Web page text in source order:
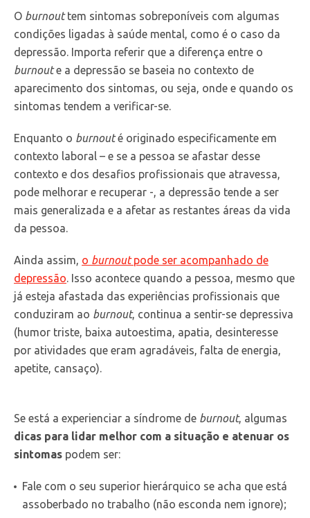
O burnouttem sintomas sobreponíveis com algumas
condições ligadas à saúde mental, como é o caso da
depressão. Importa referir que a diferença entre o
burnoute a depressão se baseia no contexto de
aparecimento dos sintomas, ou seja, onde e quando os
sintomas tendem a verificar-se.
Enquanto o burnouté originado especificamente em
contexto laboral – e se a pessoa se afastar desse
contexto e dos desafios profissionais que atravessa,
pode melhorar e recuperar -, a depressão tende a ser
mais generalizada e a afetar as restantes áreas da vida
da pessoa.
Ainda assim, o burnoutpode ser acompanhado de
depressão . Isso acontece quando a pessoa, mesmo que
já esteja afastada das experiências profissionais que
conduziram ao burnout, continua a sentir-se depressiva
(humor triste, baixa autoestima, apatia, desinteresse
por atividades que eram agradáveis, falta de energia,
apetite, cansaço).
Se está a experienciar a síndrome de burnout, algumas
dicas para lidar melhor com a situação e atenuar os
sintomas podem ser:
Fale com o seu superior hierárquico se acha que está
assoberbado no trabalho (não esconda nem ignore);